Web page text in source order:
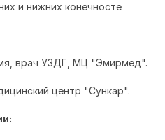
и нижних конечносте
врач УЗДГ, МЦ "Эмирмед".
центр "Сункар".